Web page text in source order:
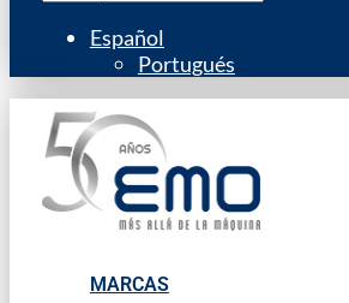
Español
Portugués
MARCAS